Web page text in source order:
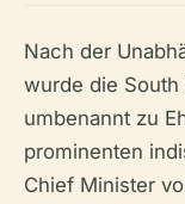
Nach der
wurde die South
umbenannt zu
prominenten
Chief Minister